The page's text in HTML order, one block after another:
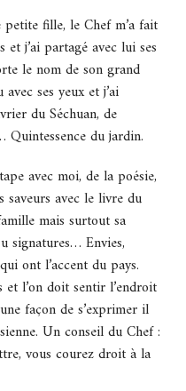
petite fille, le Chef m’a fait
j’ai partagé avec lui ses
le nom de son grand
ses yeux et j’ai
du Séchuan, de
Quintessence du jardin.
avec moi, de la poésie,
saveurs avec le livre du
mais surtout sa
signatures… Envies,
ont l’accent du pays.
l’on doit sentir l’endroit
façon de s’exprimer il
Un conseil du Chef :
vous courez droit à la